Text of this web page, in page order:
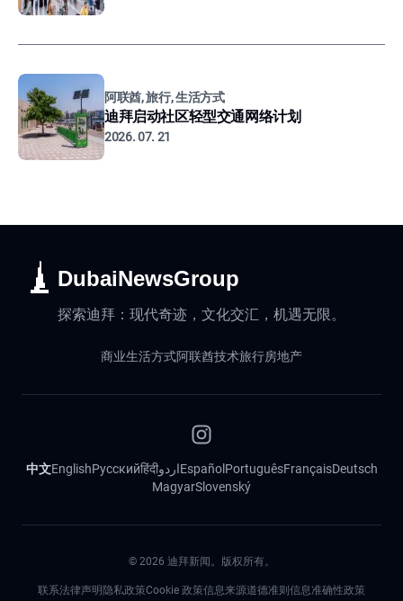
阿联酋, 旅行, 生活方式
迪拜启动社区轻型交通网络计划
2026. 07. 21
DubaiNewsGroup
探索迪拜：现代奇迹，文化交汇，机遇无限。
商业生活方式阿联酋技术旅行房地产
中文EnglishРусскийहिंदीاردوEspañol PortuguêsFrançaisDeutsch
MagyarSlovenský
© 2026 迪拜新闻。版权所有。
联系法律声明 隐私政策Cookie 政策信息来源道德准则 信息准确性政策